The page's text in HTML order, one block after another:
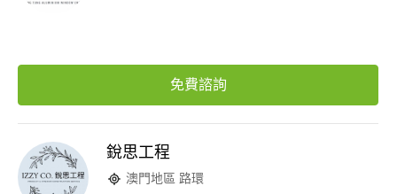
免費諮詢
銳思工程
澳門地區 路環